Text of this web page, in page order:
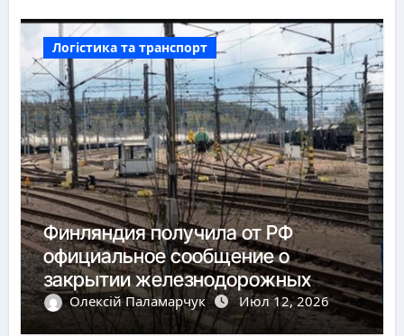
Логістика та транспорт
Финляндия получила от РФ
официальное сообщение о
закрытии железнодорожных
пунктов пропуска
Олексій Паламарчук Июл 12, 2026